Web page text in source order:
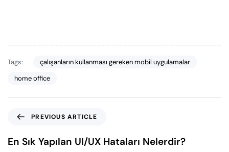
Tags:
çalışanların kullanması gereken mobil uygulamalar
home office
PREVIOUS ARTICLE
En Sık Yapılan UI/UX Hataları Nelerdir?